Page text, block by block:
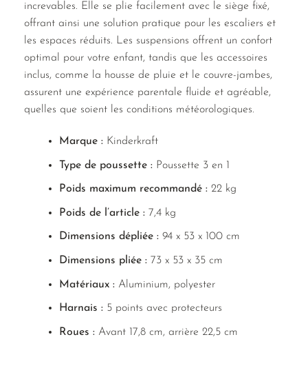
increvables. Elle se plie facilement avec le siège fixé,
offrant ainsi une solution pratique pour les escaliers et
les espaces réduits. Les suspensions offrent un confort
optimal pour votre enfant, tandis que les accessoires
inclus, comme la housse de pluie et le couvre-jambes,
assurent une expérience parentale fluide et agréable,
quelles que soient les conditions météorologiques.
Marque :Kinderkraft
Type de poussette :Poussette 3 en 1
Poids maximum recommandé :22 kg
Poids de l’article :7,4 kg
Dimensions dépliée :94 x 53 x 100 cm
Dimensions pliée :73 x 53 x 35 cm
Matériaux :Aluminium, polyester
Harnais :5 points avec protecteurs
Roues :Avant 17,8 cm, arrière 22,5 cm